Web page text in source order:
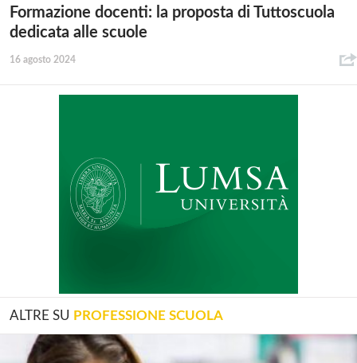
Formazione docenti: la proposta di Tuttoscuola
dedicata alle scuole
16 agosto 2024
ALTRE SU PROFESSIONE SCUOLA